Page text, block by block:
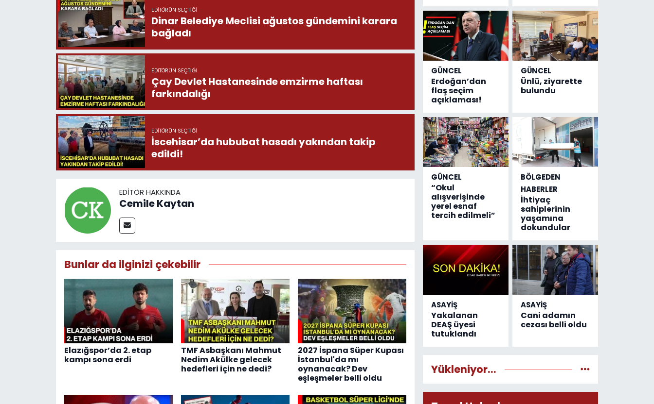
EDITÖRÜN SEÇTIĞI
Dinar Belediye Meclisi ağustos gündemini karara
bağladı
EDITÖRÜN SEÇTIĞI
Çay Devlet Hastanesinde emzirme haftası
farkındalığı
EDITÖRÜN SEÇTIĞI
İscehisar’da hububat hasadı yakından takip
edildi!
EDITÖR HAKKINDA
Cemile Kaytan
Bunlar da ilginizi çekebilir
Elazığspor’da 2. etap
kampı sona erdi
TMF Asbaşkanı Mahmut
Nedim Akülke gelecek
hedefleri için ne dedi?
2027 İspana Süper Kupası
İstanbul'da mı
oynanacak? Dev
eşleşmeler belli oldu
GÜNCEL
Erdoğan’dan
flaş seçim
açıklaması!
GÜNCEL
Ünlü, ziyarette
bulundu
GÜNCEL
“Okul
alışverişinde
yerel esnaf
tercih edilmeli”
BÖLGEDEN
HABERLER
İhtiyaç
sahiplerinin
yaşamına
dokundular
ASAYİŞ
Yakalanan
DEAŞ üyesi
tutuklandı
ASAYİŞ
Cani adamın
cezası belli oldu
Yükleniyor...